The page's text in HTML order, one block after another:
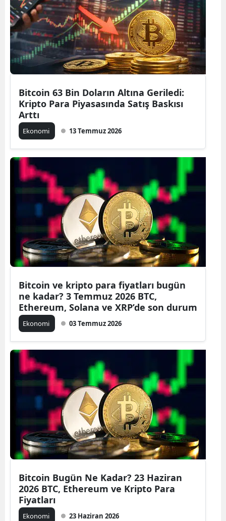
Bitcoin 63 Bin Doların Altına Geriledi:
Kripto Para Piyasasında Satış Baskısı
Arttı
Ekonomi 13 Temmuz 2026
Bitcoin ve kripto para fiyatları bugün
ne kadar? 3 Temmuz 2026 BTC,
Ethereum, Solana ve XRP’de son durum
Ekonomi 03 Temmuz 2026
Bitcoin Bugün Ne Kadar? 23 Haziran
2026 BTC, Ethereum ve Kripto Para
Fiyatları
Ekonomi 23 Haziran 2026